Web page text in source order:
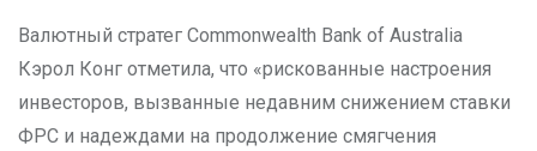
Валютный стратег Commonwealth Bank of Australia
Кэрол Конг отметила, что «рискованные настроения
инвесторов, вызванные недавним снижением ставки
ФРС и надеждами на продолжение смягчения